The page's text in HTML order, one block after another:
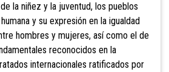
la niñez y la juventud, los pueblos
y su expresión en la igualdad
hombres y mujeres, así como el de
reconocidos en la
internacionales ratificados por